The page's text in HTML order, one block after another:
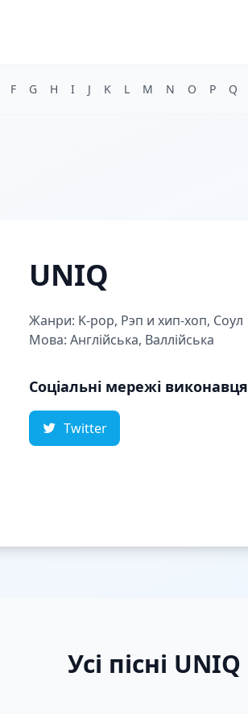
F G H I J K L M N O P Q
UNIQ
Жанри: K-pop, Рэп и хип-хоп, Соул
Мова: Англійська, Валлійська
Соціальні мережі виконавця
Twitter
Усі пісні UNIQ